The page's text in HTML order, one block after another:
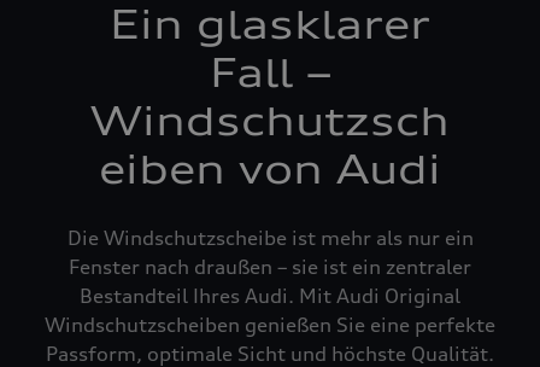
Ein glasklarer
Fall –
Windschutzsch
eiben von Audi
Die Windschutzscheibe ist mehr als nur ein
Fenster nach draußen – sie ist ein zentraler
Bestandteil Ihres Audi. Mit Audi Original
Windschutzscheiben genießen Sie eine perfekte
Passform, optimale Sicht und höchste Qualität.